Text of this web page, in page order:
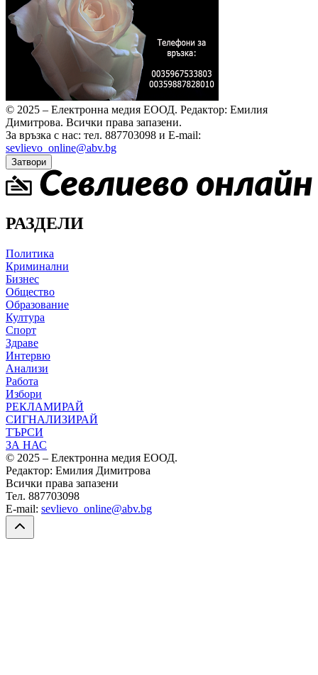
© 2025 – Електронна медия ЕООД. Редактор: Емилия
Димитрова. Всички права запазени.
За връзка с нас: тел. 887703098 и E-mail:
sevlievo_online@abv.bg
Затвори
РАЗДЕЛИ
Политика
Криминални
Бизнес
Общество
Образование
Култура
Спорт
Здраве
Интервю
Анализи
Работа
Избори
РЕКЛАМИРАЙ
СИГНАЛИЗИРАЙ
ТЪРСИ
ЗА НАС
© 2025 – Електронна медия ЕООД.
Редактор: Емилия Димитрова
Всички права запазени
Тел. 887703098
E-mail: sevlievo_online@abv.bg